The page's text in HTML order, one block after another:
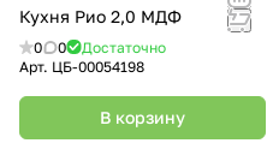
Кухня Рио 2,0 МДФ
0 0
Достаточно
Арт. ЦБ-00054198
В корзину